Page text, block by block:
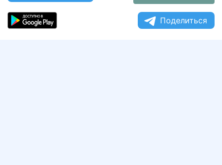
Поделиться